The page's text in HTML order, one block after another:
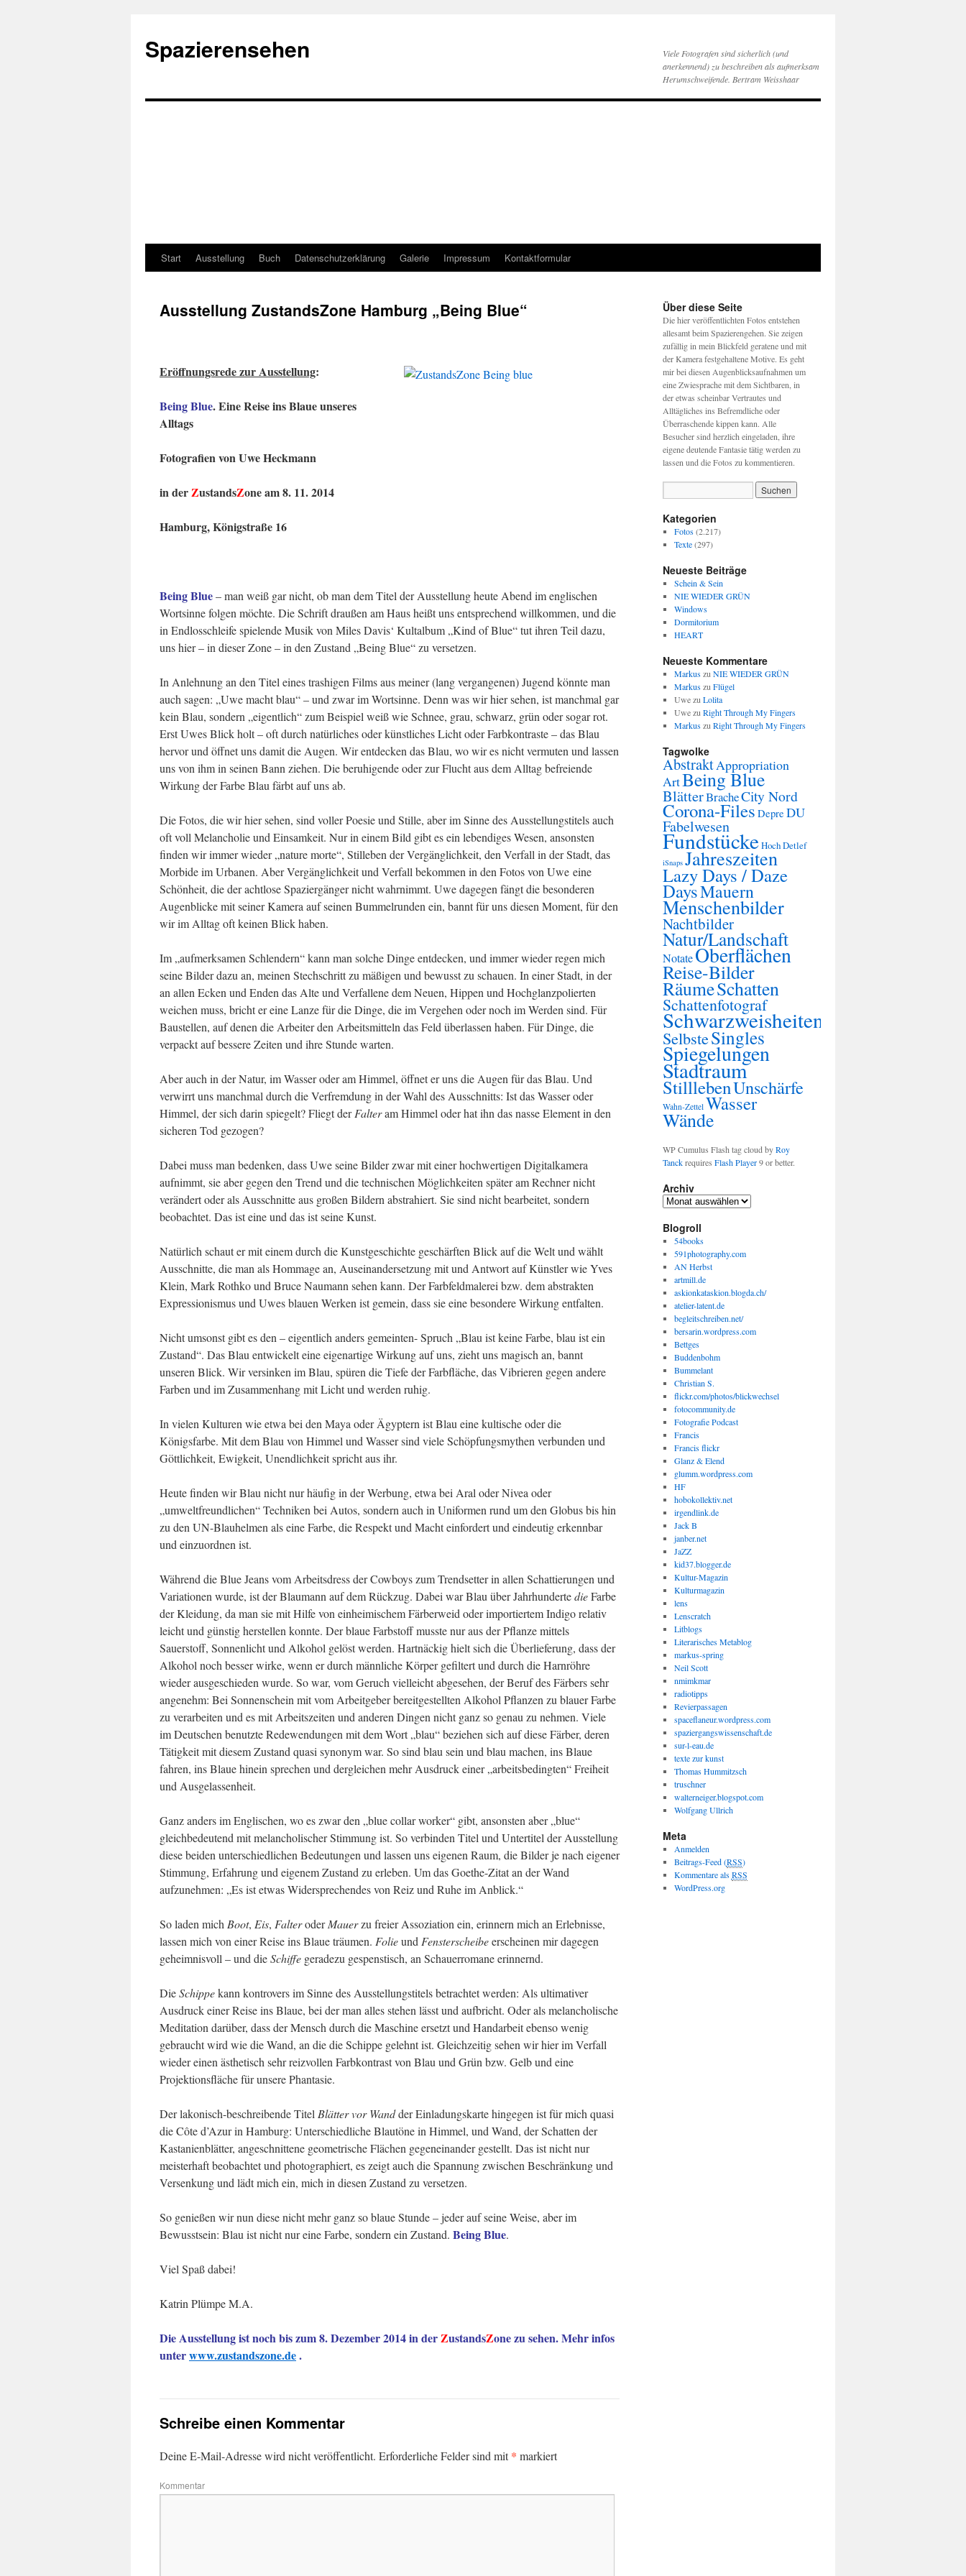
Spazierensehen
Viele Fotografen sind sicherlich (und
anerkennend) zu beschreiben als aufmerksam
Herumschweifende. Bertram Weisshaar
Start Ausstellung Buch Datenschutzerklärung Galerie Impressum Kontaktformular
Ausstellung ZustandsZone Hamburg „Being Blue“
Eröffnungsrede zur Ausstellung:
Being Blue. Eine Reise ins Blaue unseres
Alltags
Fotografien von Uwe Heckmann
in derZustandsZone am 8. 11. 2014
Hamburg, Königstraße 16
Being Blue– man weiß gar nicht, ob man dem Titel der Ausstellung heute Abend im englischen
Wortsinne folgen möchte. Die Schrift draußen am Haus heißt uns entsprechend willkommen, und die
in Endlosschleife spielende Musik von Miles Davis‘ Kultalbum „Kind of Blue“ tut ihren Teil dazu,
uns hier – in dieser Zone – in den Zustand „Being Blue“ zu versetzen.
In Anlehnung an den Titel eines trashigen Films aus meiner (lang vergangenen) Jugend könnte man
auch sagen: „Uwe macht blau“ – und zwar im Wortsinne. Denn was wir hier sehen, ist manchmal gar
kein Blau, sondern „eigentlich“ zum Beispiel weiß wie Schnee, grau, schwarz, grün oder sogar rot.
Erst Uwes Blick holt – oft durch natürliches oder künstliches Licht oder Farbkontraste – das Blau
hervor und öffnet uns damit die Augen. Wir entdecken das Blau, wo wir es nicht vermuten und lassen
uns von ihm in seinen Bann ziehen. Die beruhigende oder zur Flucht aus dem Alltag befreiende
Wirkung der Farbe Blau färbt auf uns ab.
Die Fotos, die wir hier sehen, sind voller Poesie und Stille, aber im Sinne des Ausstellungstitels auch
oft voll Melancholie und Einsamkeit. Nur in einem Bild gibt es ein lebendiges Wesen, ansonsten
finden wir immer wieder „nature morte“, Stilleben der Vergänglichkeit, den Verfall in der Stadt, das
Morbide im Urbanen. Aber Vergänglichkeit und Verfall bekommen in den Fotos von Uwe eine
Schönheit, die der achtlose Spaziergänger nicht wahrnimmt. Uwe dagegen fängt die besonderen
Augenblicke mit seiner Kamera auf seinen Bummelrunden ein, bannt für uns diesen Moment, für den
wir im Alltag oft keinen Blick haben.
Im „aufmerksamen Schlendern“ kann man solche Dinge entdecken, und immer wieder regen mich
seine Bilder dazu an, meinen Stechschritt zu mäßigen und bewusst zu schauen. In einer Stadt, in der
an allen Ecken und Enden das Alte und Verfallene dem Neuen, Hippen und Hochglanzpolierten
weichen muss, bricht er eine Lanze für die Dinge, die im Vergehen oder noch im Werden sind. Für
Baustellen, auf denen die Arbeiter den Arbeitsmitteln das Feld überlassen haben. Für Dinge, die
verpackt auf bessere Zeiten und ihre Stunde warten.
Aber auch in der Natur, im Wasser oder am Himmel, öffnet er uns die Augen für das Blau. Und
verwirrt uns manchmal durch die Verfremdung in der Wahl des Ausschnitts: Ist das Wasser oder
Himmel, der sich darin spiegelt? Fliegt derFalteram Himmel oder hat ihn das nasse Element in den
sicheren Tod gezogen?
Dabei muss man bedenken, dass Uwe seine Bilder zwar mit einer hochwertigen Digitalkamera
aufnimmt, sie aber gegen den Trend und die technischen Möglichkeiten später am Rechner nicht
verändert oder als Ausschnitte aus großen Bildern abstrahiert. Sie sind nicht bearbeitet, sondern
beobachtet. Das ist eine und das ist seine Kunst.
Natürlich schaut er mit einem durch die Kunstgeschichte geschärften Blick auf die Welt und wählt
Ausschnitte, die man als Hommage an, Auseinandersetzung mit und Antwort auf Künstler wie Yves
Klein, Mark Rothko und Bruce Naumann sehen kann. Der Farbfeldmalerei bzw. dem abstrakten
Expressionismus und Uwes blauen Werken ist gemein, dass sie eine besondere Wirkung entfalten.
Nicht umsonst gibt es den – eigentlich anders gemeinten- Spruch „Blau ist keine Farbe, blau ist ein
Zustand“. Das Blau entwickelt eine eigenartige Wirkung auf uns, zieht uns magisch an, bannt
unseren Blick. Wir versinken im Blau, spüren die Tiefe der Farbfläche, das Vibrieren gegen andere
Farben und im Zusammenhang mit Licht und werden ruhig.
In vielen Kulturen wie etwa bei den Maya oder Ägyptern ist Blau eine kultische oder die
Königsfarbe. Mit dem Blau von Himmel und Wasser sind viele Schöpfungsmythen verbunden und
Göttlichkeit, Ewigkeit, Unendlichkeit spricht aus ihr.
Heute finden wir Blau nicht nur häufig in der Werbung, etwa bei Aral oder Nivea oder
„umweltfreundlichen“ Techniken bei Autos, sondern auch in Uniformen rund um den Globus bis hin
zu den UN-Blauhelmen als eine Farbe, die Respekt und Macht einfordert und eindeutig erkennbar
und einzuordnen ist.
Während die Blue Jeans vom Arbeitsdress der Cowboys zum Trendsetter in allen Schattierungen und
Variationen wurde, ist der Blaumann auf dem Rückzug. Dabei war Blau über JahrhundertedieFarbe
der Kleidung, da man sie mit Hilfe von einheimischem Färberweid oder importiertem Indigo relativ
leicht und günstig herstellen konnte. Der blaue Farbstoff musste nur aus der Pflanze mittels
Sauerstoff, Sonnenlicht und Alkohol gelöst werden. Hartnäckig hielt sich die Überlieferung, dass der
Alkohol noch besser wirke, wenn er durch männliche Körper gefiltert und durch die Harnröhre
wieder ausgeschieden wurde. So war, vom Geruch vielleicht abgesehen, der Beruf des Färbers sehr
angenehm: Bei Sonnenschein mit vom Arbeitgeber bereitgestellten Alkohol Pflanzen zu blauer Farbe
zu verarbeiten und es mit Arbeitszeiten und anderen Dingen nicht ganz so genau zu nehmen. Viele
im Deutschen benutzte Redewendungen mit dem Wort „blau“ beziehen sich auf diese Färber, deren
Tätigkeit mit diesem Zustand quasi synonym war. So sind blau sein und blau machen, ins Blaue
fahren, ins Blaue hinein sprechen und dergleichen mehr Ausdruck einer „arbeitsbedingten“ Freiheit
und Ausgelassenheit.
Ganz anders im Englischen, wo es zwar den „blue collar worker“ gibt, ansonsten aber „blue“
gleichbedeutend mit melancholischer Stimmung ist. So verbinden Titel und Untertitel der Ausstellung
diese beiden unterschiedlichen Bedeutungen und lassen uns eigenen Raum, die Bilder je nach eigener
Stimmung, Erfahrung und eigenem Zustand zu erleben. Um das Goethe-Zitat an der Wand
aufzunehmen: „Es ist etwas Widersprechendes von Reiz und Ruhe im Anblick.“
So laden mich Boot, Eis, FalteroderMauerzu freier Assoziation ein, erinnern mich an Erlebnisse,
lassen mich von einer Reise ins Blaue träumen. Folieund Fensterscheibeerscheinen mir dagegen
geheimnisvoll – und dieSchiffe geradezu gespenstisch, an Schauerromane erinnernd.
DieSchippekann kontrovers im Sinne des Ausstellungstitels betrachtet werden: Als ultimativer
Ausdruck einer Reise ins Blaue, bei der man alles stehen lässt und aufbricht. Oder als melancholische
Meditation darüber, dass der Mensch durch die Maschine ersetzt und Handarbeit ebenso wenig
gebraucht wird wie die Wand, an die die Schippe gelehnt ist. Gleichzeitig sehen wir hier im Verfall
wieder einen ästhetisch sehr reizvollen Farbkontrast von Blau und Grün bzw. Gelb und eine
Projektionsfläche für unsere Phantasie.
Der lakonisch-beschreibende Titel Blätter vor Wandder Einladungskarte hingegen ist für mich quasi
die Côte d’Azur in Hamburg: Unterschiedliche Blautöne in Himmel, und Wand, der Schatten der
Kastanienblätter, angeschnittene geometrische Flächen gegeneinander gestellt. Das ist nicht nur
meisterhaft beobachtet und photographiert, es zeigt auch die Spannung zwischen Beschränkung und
Versenkung und lädt mich ein, mich in diesen Zustand zu versetzen.
So genießen wir nun diese nicht mehr ganz so blaue Stunde – jeder auf seine Weise, aber im
Bewusstsein: Blau ist nicht nur eine Farbe, sondern ein Zustand. Being Blue.
Viel Spaß dabei!
Katrin Plümpe M.A.
Die Ausstellung ist noch bis zum 8. Dezember 2014 in derZustandsZone zu sehen. Mehr infos
unterwww.zustandszone.de.
Schreibe einen Kommentar
Deine E-Mail-Adresse wird nicht veröffentlicht. Erforderliche Felder sind mit* markiert
Kommentar
Über diese Seite
Die hier veröffentlichten Fotos entstehen
allesamt beim Spazierengehen. Sie zeigen
zufällig in mein Blickfeld geratene und mit
der Kamera festgehaltene Motive. Es geht
mir bei diesen Augenblicksaufnahmen um
eine Zwiesprache mit dem Sichtbaren, in
der etwas scheinbar Vertrautes und
Alltägliches ins Befremdliche oder
Überraschende kippen kann. Alle
Besucher sind herzlich eingeladen, ihre
eigene deutende Fantasie tätig werden zu
lassen und die Fotos zu kommentieren.
Kategorien
Fotos(2.217)
Texte(297)
Neueste Beiträge
Schein & Sein
NIE WIEDER GRÜN
Windows
Dormitorium
HEART
Neueste Kommentare
Markuszu NIE WIEDER GRÜN
Markuszu Flügel
Uwezu Lolita
Uwezu Right Through My Fingers
Markuszu Right Through My Fingers
Tagwolke
AbstraktAppropriation
ArtBeing Blue
BlätterBracheCity Nord
Corona-Files Depre DU
Fabelwesen
FundstückeHoch Detlef
iSnaps Jahreszeiten
Lazy Days / Daze
DaysMauern
Menschenbilder
Nachtbilder
Natur/Landschaft
NotateOberflächen
Reise-Bilder
RäumeSchatten
Schattenfotograf
Schwarzweisheiten
SelbsteSingles
Spiegelungen
Stadtraum
StilllebenUnschärfe
Wahn-Zettel Wasser
Wände
WP Cumulus Flash tag cloud byRoy
Tanckrequires Flash Player9 or better.
Archiv
Blogroll
54books
591photography.com
AN Herbst
artmill.de
askionkataskion.blogda.ch/
atelier-latent.de
begleitschreiben.net/
bersarin.wordpress.com
Bettges
Buddenbohm
Bummelant
Christian S.
flickr.com/photos/blickwechsel
fotocommunity.de
Fotografie Podcast
Francis
Francis flickr
Glanz & Elend
glumm.wordpress.com
HF
hobokollektiv.net
irgendlink.de
Jack B
janber.net
JaZZ
kid37.blogger.de
Kultur-Magazin
Kulturmagazin
lens
Lenscratch
Litblogs
Literarisches Metablog
markus-spring
Neil Scott
nmimkmar
radiotipps
Revierpassagen
spaceflaneur.wordpress.com
spaziergangswissenschaft.de
sur-l-eau.de
texte zur kunst
Thomas Hummitzsch
truschner
walterneiger.blogspot.com
Wolfgang Ullrich
Meta
Anmelden
Beitrags-Feed (RSS)
Kommentare alsRSS
WordPress.org